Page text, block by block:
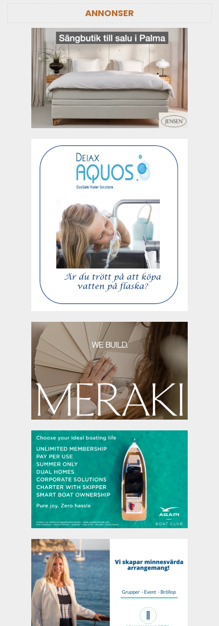
ANNONSER